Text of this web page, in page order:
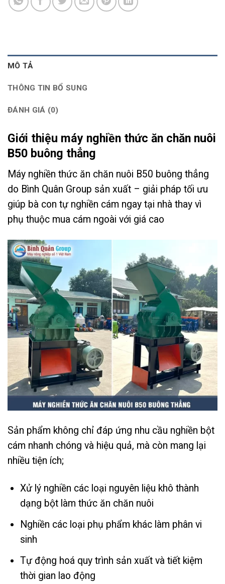
MÔ TẢ
THÔNG TIN BỔ SUNG
ĐÁNH GIÁ (0)
Giới thiệu máy nghiền thức ăn chăn nuôi
B50 buông thẳng
Máy nghiền thức ăn chăn nuôi B50 buông thẳng
do Bình Quân Group sản xuất – giải pháp tối ưu
giúp bà con tự nghiền cám ngay tại nhà thay vì
phụ thuộc mua cám ngoài với giá cao
Sản phẩm không chỉ đáp ứng nhu cầu nghiền bột
cám nhanh chóng và hiệu quả, mà còn mang lại
nhiều tiện ích;
Xử lý nghiền các loại nguyên liệu khô thành
dạng bột làm thức ăn chăn nuôi
Nghiền các loại phụ phẩm khác làm phân vi
sinh
Tự động hoá quy trình sản xuất và tiết kiệm
thời gian lao động